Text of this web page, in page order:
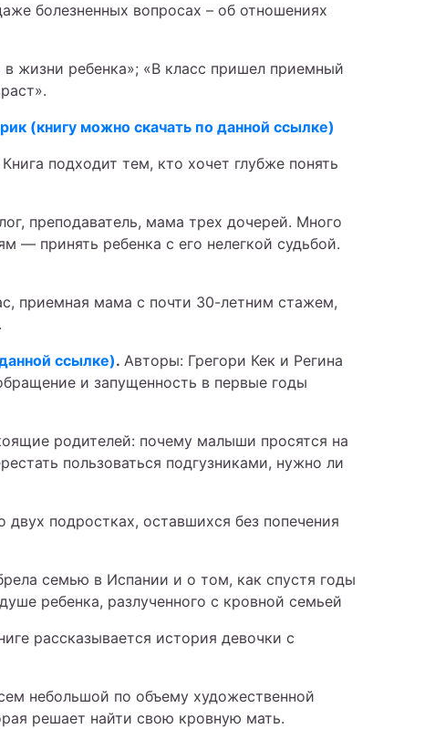
болезненных вопросах – об отношениях
в жизни ребенка»; «В класс пришел приемный
(книгу можно скачать по данной ссылке)
подходит тем, кто хочет глубже понять
преподаватель, мама трех дочерей. Много
— принять ребенка с его нелегкой судьбой.
приемная мама с почти 30-летним стажем,
ссылке). Авторы: Грегори Кек и Регина
и запущенность в первые годы
родителей: почему малыши просятся на
пользоваться подгузниками, нужно ли
подростках, оставшихся без попечения
семью в Испании и о том, как спустя годы
ребенка, разлученного с кровной семьей
рассказывается история девочки с
небольшой по объему художественной
решает найти свою кровную мать.